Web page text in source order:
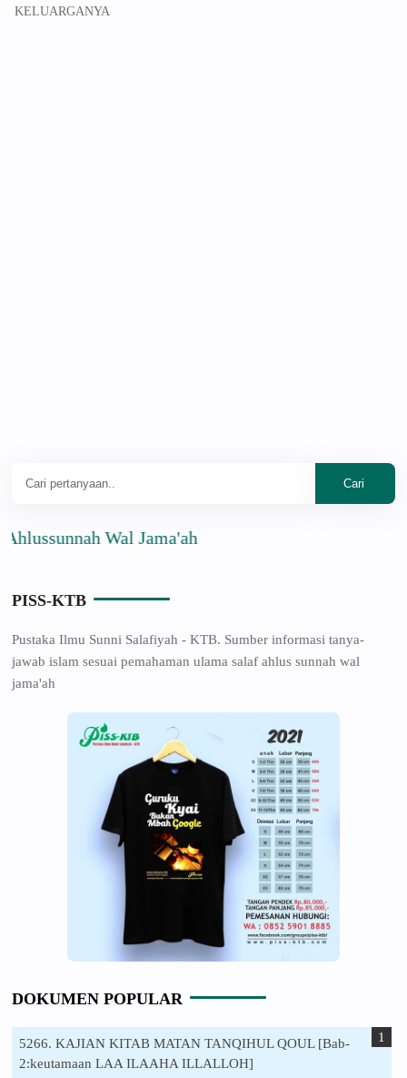
KELUARGANYA
Wal Jama'ah
PISS-KTB
Pustaka Ilmu Sunni Salafiyah - KTB. Sumber informasi tanya-
jawab islam sesuai pemahaman ulama salaf ahlus sunnah wal
jama'ah
DOKUMEN POPULAR
5266. KAJIAN KITAB MATAN TANQIHUL QOUL [Bab-
2:keutamaan LAA ILAAHA ILLALLOH]